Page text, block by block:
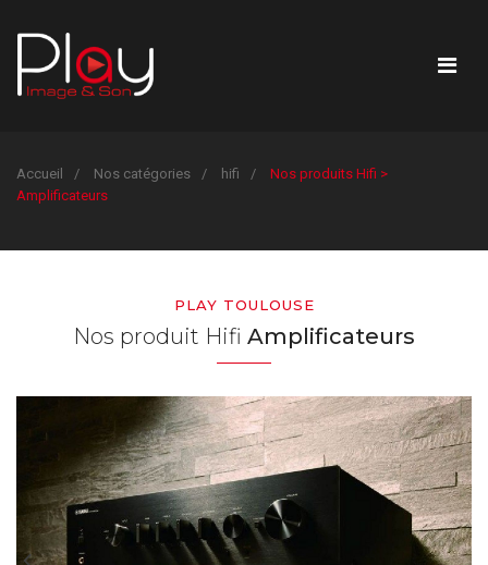
Accueil Nos catégories hifi
Nos produits Hifi >
Amplificateurs
PLAY TOULOUSE
Nos produit Hifi Amplificateurs